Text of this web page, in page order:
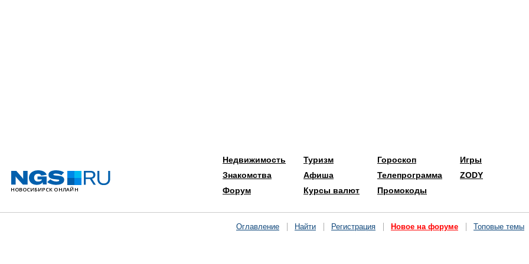
Недвижимость
Знакомства
Форум
Туризм
Афиша
Курсы валют
Гороскоп
Телепрограмма
Промокоды
Игры
ZODY
Оглавление Найти Регистрация Новое на форуме Топовые темы